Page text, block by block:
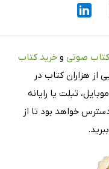
کتاب صوتی و خرید کتاب
از هزاران کتاب در
تبلت یا رایانه
خواهد بود تا از